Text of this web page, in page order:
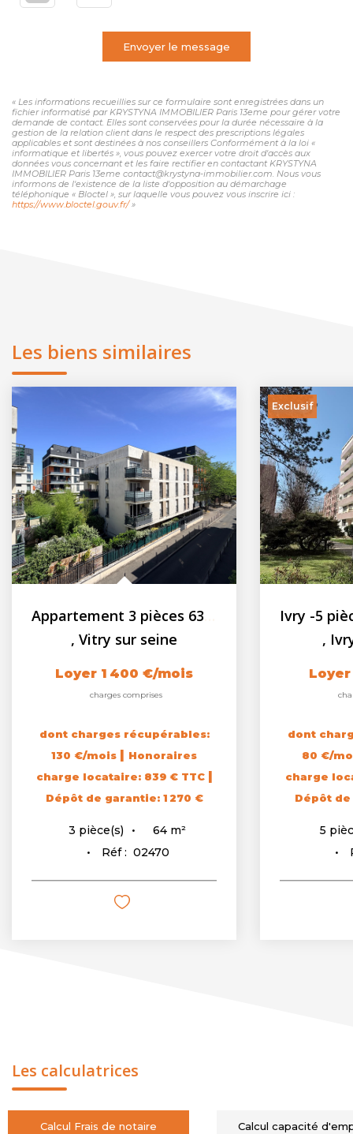
Envoyer le message
« Les informations recueillies sur ce formulaire sont enregistrées dans un
fichier informatisé par KRYSTYNA IMMOBILIER Paris 13eme pour gérer votre
demande de contact. Elles sont conservées pour la durée nécessaire à la
gestion de la relation client dans le respect des prescriptions légales
applicables et sont destinées à nos conseillers Conformément à la loi «
informatique et libertés », vous pouvez exercer votre droit d'accès aux
données vous concernant et les faire rectifier en contactant KRYSTYNA
IMMOBILIER Paris 13eme contact@krystyna-immobilier.com. Nous vous
informons de l'existence de la liste d'opposition au démarchage
téléphonique « Bloctel », sur laquelle vous pouvez vous inscrire ici :
https://www.bloctel.gouv.fr/»
Les biens similaires
, Vitry sur seine
Loyer 1 400 €/mois
charges comprises
dont charges récupérables:
130 €/mois | Honoraires
charge locataire: 839 € TTC |
Dépôt de garantie: 1 270 €
3 pièce(s) 64 m²
Réf : 02470
Exclusif
,
dont
80 €/
charge
Dépôt de
5
Les calculatrices
Calcul Frais de notaire Calcul capacité